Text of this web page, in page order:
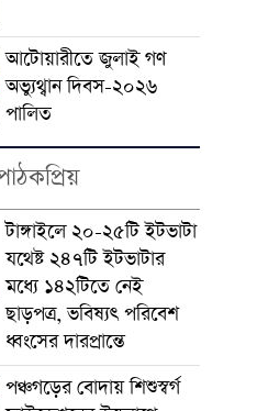
আটোয়ারীতে জুলাই গণ
অভ্যুথ্বান দিবস-২০২৬
পালিত
টাঙ্গাইলে ২০-২৫টি ইটভাটা
যথেষ্ট ২৪৭টি ইটভাটার
মধ্যে ১৪২টিতে নেই
ছাড়পত্র, ভবিষ্যৎ পরিবেশ
ধ্বংসের দারপ্রান্তে
পঞ্চগড়ের বোদায় শিশুস্বর্গ